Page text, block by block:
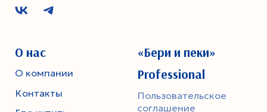
О нас
О компании
Контакты
«Бери и пеки»
Professional
Пользовательское
соглашение